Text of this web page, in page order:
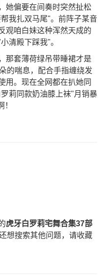
她偏要在间奏时突然扯松
我扎双马尾"。前阵子某音
观咱白妹这种浑然天成的
清殿下踩我"。
那套薄荷绿吊带睡裙才是
的喘息，配合手指缠绕发
用。现在全网都在扒她同
莉同款奶油膝上袜"月销暴
虎牙白罗莉宅舞合集37部
想搜索其他问题，请收藏